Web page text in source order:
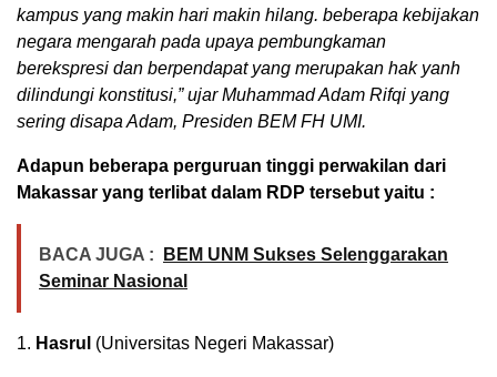
kampus yang makin hari makin hilang. beberapa kebijakan
negara mengarah pada upaya pembungkaman
berekspresi dan berpendapat yang merupakan hak yanh
dilindungi konstitusi,” ujar Muhammad Adam Rifqi yang
sering disapa Adam, Presiden BEM FH UMI.
Adapun beberapa perguruan tinggi perwakilan dari
Makassar yang terlibat dalam RDP tersebut yaitu :
BACA JUGA :
BEM UNM Sukses Selenggarakan
Seminar Nasional
1. Hasrul (Universitas Negeri Makassar)